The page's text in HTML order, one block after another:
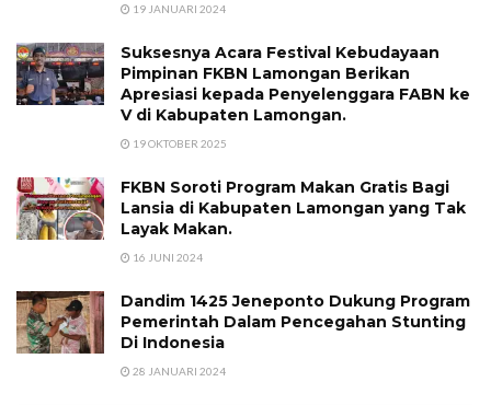
19 JANUARI 2024
Suksesnya Acara Festival Kebudayaan
Pimpinan FKBN Lamongan Berikan
Apresiasi kepada Penyelenggara FABN ke
V di Kabupaten Lamongan.
19 OKTOBER 2025
FKBN Soroti Program Makan Gratis Bagi
Lansia di Kabupaten Lamongan yang Tak
Layak Makan.
16 JUNI 2024
Dandim 1425 Jeneponto Dukung Program
Pemerintah Dalam Pencegahan Stunting
Di Indonesia
28 JANUARI 2024